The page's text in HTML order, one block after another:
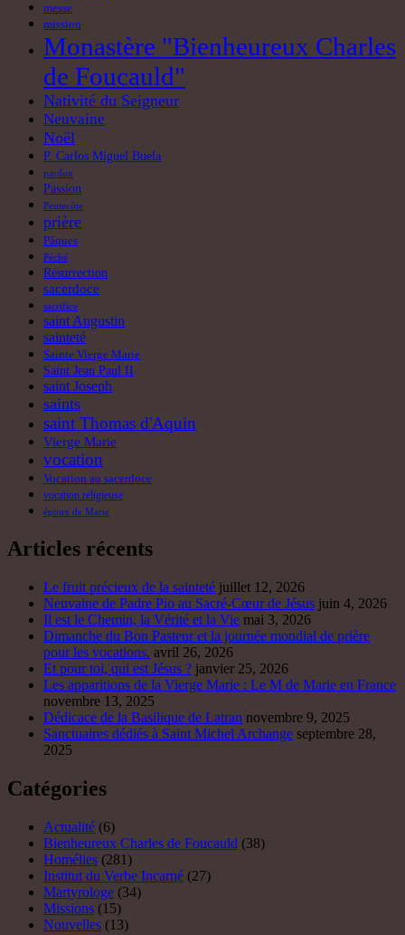
messe
mission
Monastère "Bienheureux Charles
de Foucauld"
Nativité du Seigneur
Neuvaine
Noël
P. Carlos Miguel Buela
pardon
Passion
Pentecôte
prière
Pâques
Péché
Résurrection
sacerdoce
sacrifice
saint Augustin
sainteté
Sainte Vierge Marie
Saint Jean Paul II
saint Joseph
saints
saint Thomas d'Aquin
Vierge Marie
vocation
Vocation au sacerdoce
vocation religieuse
époux de Marie
Articles récents
Le fruit précieux de la sainteté juillet 12, 2026
Neuvaine de Padre Pio au Sacré-Cœur de Jésus juin 4, 2026
Il est le Chemin, la Vérité et la Vie mai 3, 2026
Dimanche du Bon Pasteur et la journée mondial de prière
pour les vocations. avril 26, 2026
Et pour toi, qui est Jésus ? janvier 25, 2026
Les apparitions de la Vierge Marie : Le M de Marie en France
novembre 13, 2025
Dédicace de la Basilique de Latran novembre 9, 2025
Sanctuaires dédiés à Saint Michel Archange septembre 28,
2025
Catégories
Actualité (6)
Bienheureux Charles de Foucauld (38)
Homélies (281)
Institut du Verbe Incarné (27)
Martyrologe (34)
Missions (15)
Nouvelles (13)